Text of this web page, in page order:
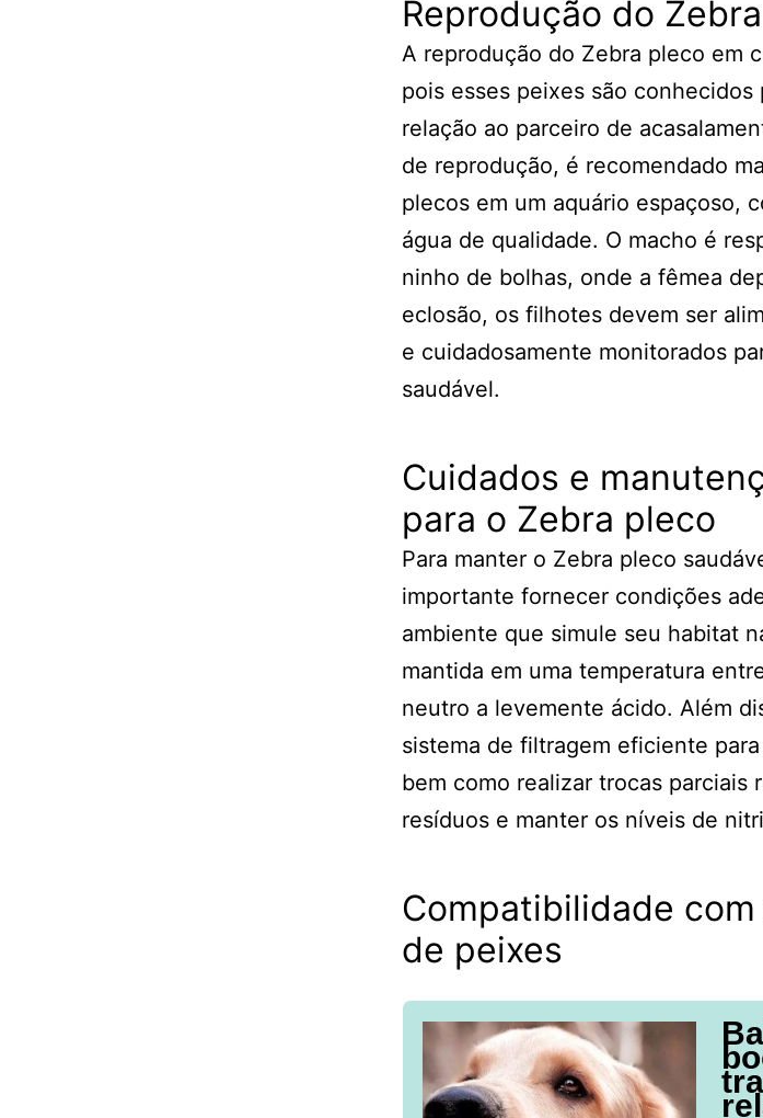
Reprodução do
A reprodução do Zebra pleco em
pois esses peixes são
relação ao parceiro de
de reprodução, é recomendado
plecos em um aquário espaçoso,
água de qualidade. O macho é
ninho de bolhas, onde a fêmea
eclosão, os filhotes devem ser
e cuidadosamente monitorados
saudável.
Cuidados e
para o Zebra pleco
Para manter o Zebra pleco
importante fornecer condições
ambiente que simule seu habitat
mantida em uma temperatura
neutro a levemente ácido. Além
sistema de filtragem eficiente
bem como realizar trocas parciais
resíduos e manter os níveis de
Compatibilidade
de peixes